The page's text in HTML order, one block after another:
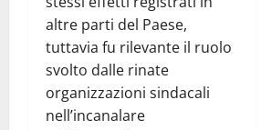
altre parti del Paese,
tuttavia fu rilevante il ruolo
svolto dalle rinate
organizzazioni sindacali
nell’incanalare